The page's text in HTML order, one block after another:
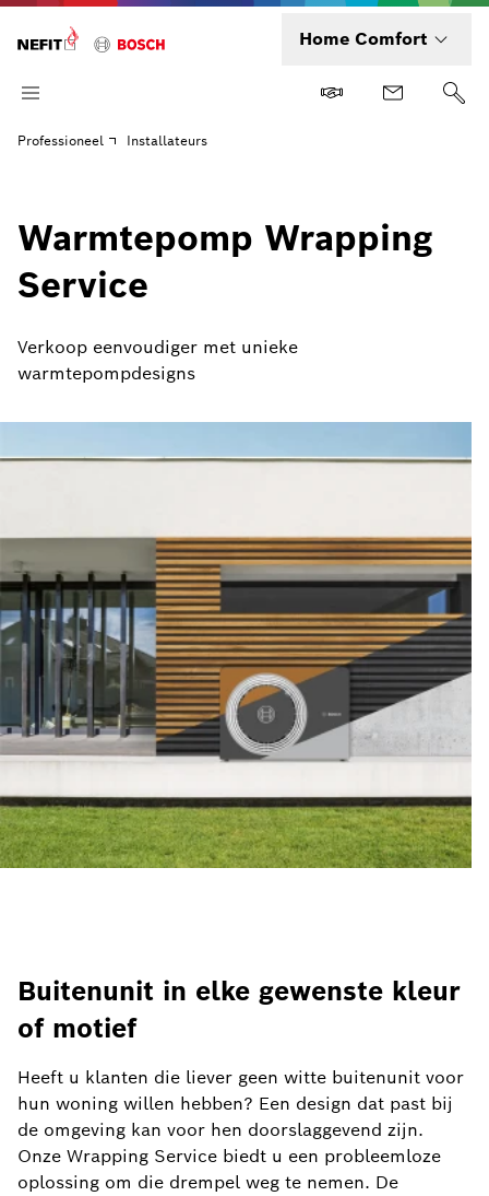
Home Comfort
Professioneel Installateurs
Warmtepomp Wrapping
Service
Verkoop eenvoudiger met unieke
warmtepompdesigns
Buitenunit in elke gewenste kleur
of motief
Heeft u klanten die liever geen witte buitenunit voor
hun woning willen hebben? Een design dat past bij
de omgeving kan voor hen doorslaggevend zijn.
Onze Wrapping Service biedt u een probleemloze
oplossing om die drempel weg te nemen. De